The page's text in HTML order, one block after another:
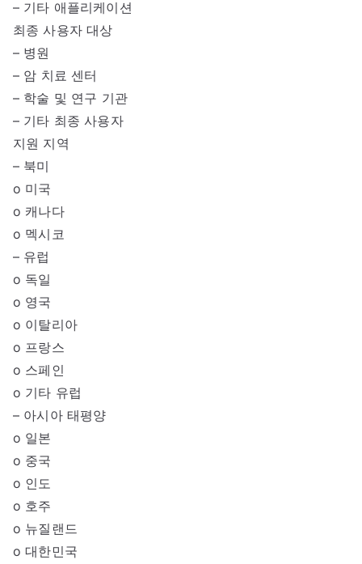
– 기타 애플리케이션
최종 사용자 대상
– 병원
– 암 치료 센터
– 학술 및 연구 기관
– 기타 최종 사용자
지원 지역
– 북미
o 미국
o 캐나다
o 멕시코
– 유럽
o 독일
o 영국
o 이탈리아
o 프랑스
o 스페인
o 기타 유럽
– 아시아 태평양
o 일본
o 중국
o 인도
o 호주
o 뉴질랜드
o 대한민국